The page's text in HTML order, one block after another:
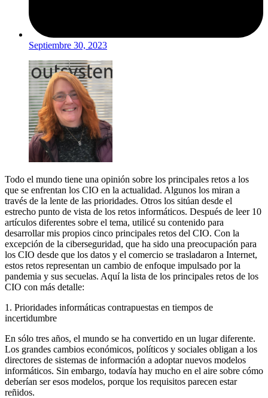
Septiembre 30, 2023
Todo el mundo tiene una opinión sobre los principales retos a los
que se enfrentan los CIO en la actualidad. Algunos los miran a
través de la lente de las prioridades. Otros los sitúan desde el
estrecho punto de vista de los retos informáticos. Después de leer 10
artículos diferentes sobre el tema, utilicé su contenido para
desarrollar mis propios cinco principales retos del CIO. Con la
excepción de la ciberseguridad, que ha sido una preocupación para
los CIO desde que los datos y el comercio se trasladaron a Internet,
estos retos representan un cambio de enfoque impulsado por la
pandemia y sus secuelas. Aquí la lista de los principales retos de los
CIO con más detalle:
1. Prioridades informáticas contrapuestas en tiempos de
incertidumbre
En sólo tres años, el mundo se ha convertido en un lugar diferente.
Los grandes cambios económicos, políticos y sociales obligan a los
directores de sistemas de información a adoptar nuevos modelos
informáticos. Sin embargo, todavía hay mucho en el aire sobre cómo
deberían ser esos modelos, porque los requisitos parecen estar
reñidos.